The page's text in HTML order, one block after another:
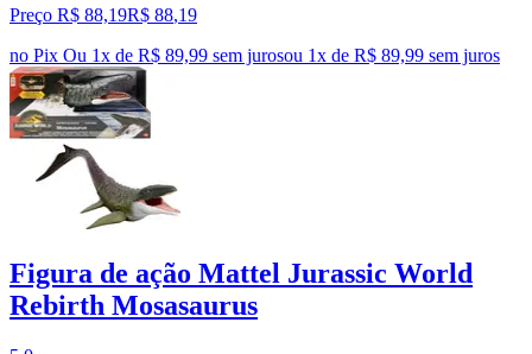
Preço R$ 88,19R$ 88,19
no Pix Ou 1x de R$ 89,99 sem jurosou 1x de R$ 89,99 sem juros
Figura de ação Mattel Jurassic World
Rebirth Mosasaurus